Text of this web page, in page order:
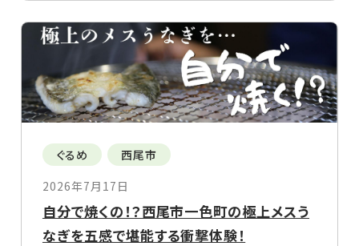
ぐるめ
西尾市
2026年7月17日
自分で焼くの！？西尾市一色町の極上メスう
なぎを五感で堪能する衝撃体験！